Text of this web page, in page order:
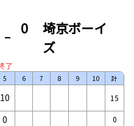
埼京ボーイ
ズ
0
了
5 6 7 8 9 10 計
10 15
0 0